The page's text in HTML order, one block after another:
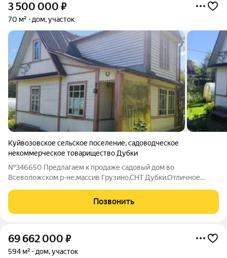
3 500 000 ₽
70 м² дом, участок
Куйвозовское сельское поселение,садоводческое
некоммерческое товарищество Дубки
№346650 Предлагаем к продаже садовый дом во
Всеволожском р-не,массив Грузино,СНТ Дубки.Отличное
минутах пешком.От города 30 минут на машине.Одно из
старейших садоводств в Ленинградской области,очень
Позвонить
69 662 000 ₽
594 м² дом, участок